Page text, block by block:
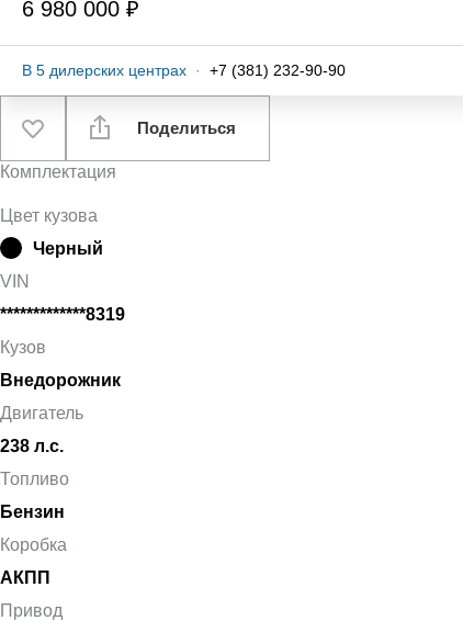
6 980 000 ₽
В 5 дилерских центрах · +7 (381) 232-90-90
Поделиться
Комплектация
Цвет кузова
Черный
VIN
*************8319
Кузов
Внедорожник
Двигатель
238 л.с.
Топливо
Бензин
Коробка
АКПП
Привод